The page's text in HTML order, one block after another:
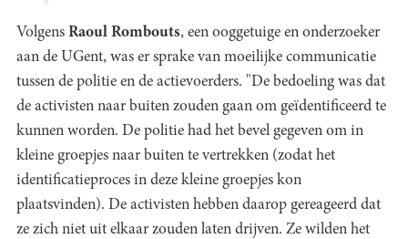
Volgens Raoul Rombouts, een ooggetuige en onderzoeker
aan de UGent, was er sprake van moeilijke communicatie
tussen de politie en de actievoerders. "De bedoeling was dat
de activisten naar buiten zouden gaan om geïdentificeerd te
kunnen worden. De politie had het bevel gegeven om in
kleine groepjes naar buiten te vertrekken (zodat het
identificatieproces in deze kleine groepjes kon
plaatsvinden). De activisten hebben daarop gereageerd dat
ze zich niet uit elkaar zouden laten drijven. Ze wilden het